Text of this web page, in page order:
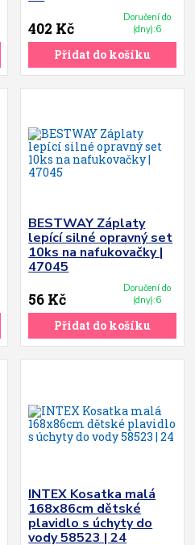
402 Kč
Doručení do
(dny):6
Přidat do košíku
BESTWAY Záplaty
lepící silné opravný set
10ks na nafukovačky |
47045
56 Kč
Doručení do
(dny):6
Přidat do košíku
INTEX Kosatka malá
168x86cm dětské
plavidlo s úchyty do
vody 58523 | 24